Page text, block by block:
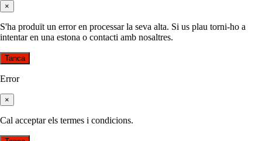
×
S'ha produït un error en processar la seva alta. Si us plau torni-ho a
intentar en una estona o contacti amb nosaltres.
Tanca
Error
×
Cal acceptar els termes i condicions.